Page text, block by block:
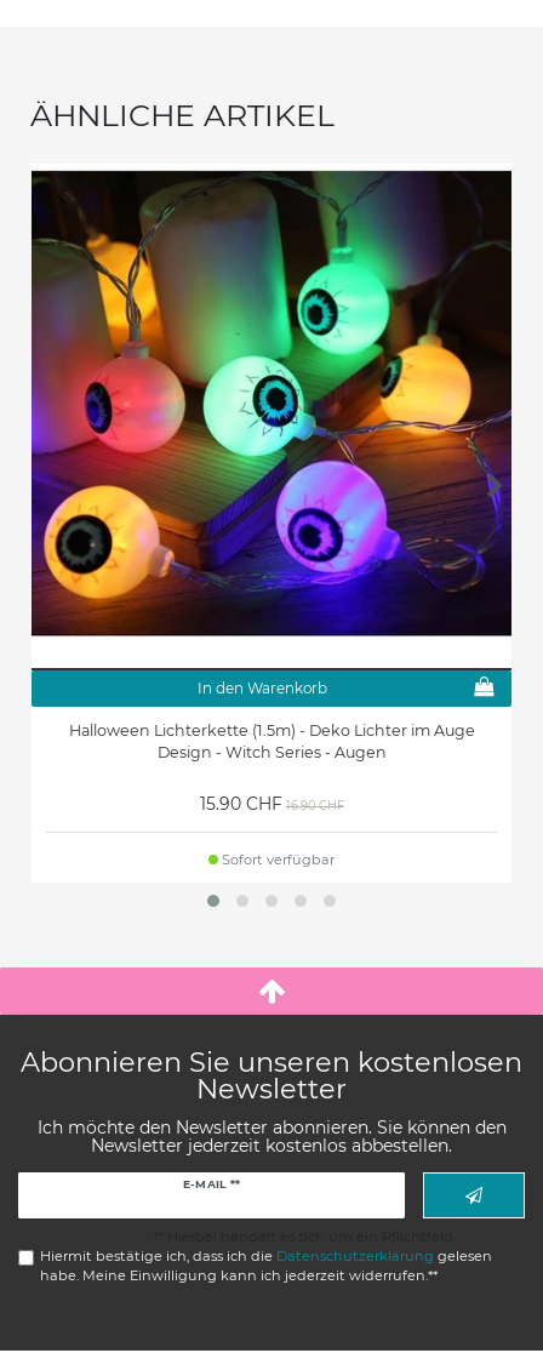
ÄHNLICHE ARTIKEL
In den Warenkorb
Halloween Lichterkette (1.5m) - Deko Lichter im Auge
Design - Witch Series - Augen
15.90 CHF 16.90 CHF
Sofort verfügbar
Abonnieren Sie unseren kostenlosen
Newsletter
Ich möchte den Newsletter abonnieren. Sie können den
Newsletter jederzeit kostenlos abbestellen.
E-MAIL **
Hiermit bestätige ich, dass ich die Daten­schutz­erklärung gelesen
habe. Meine Einwilligung kann ich jederzeit widerrufen.**